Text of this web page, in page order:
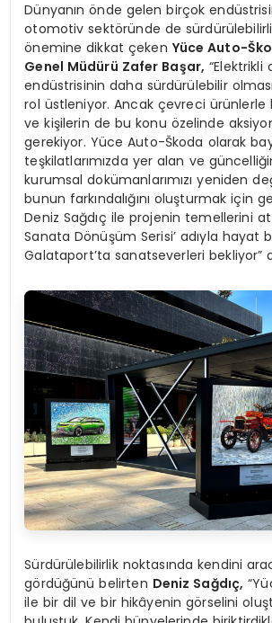
Dünyanın önde gelen birçok
otomotiv sektöründe de
önemine dikkat çeken Yüce Auto-
Genel Müdürü Zafer Başar,
endüstrisinin daha sürdürülebilir
rol üstleniyor. Ancak çevreci ürünlerle
ve kişilerin de bu konu özelinde
gerekiyor. Yüce Auto-Škoda olarak
teşkilatlarımızda yer alan ve
kurumsal dokümanlarımızı yeniden
bunun farkındalığını oluşturmak için
Deniz Sağdıç ile projenin temellerini
Sanata Dönüşüm Serisi’ adıyla hayat
Galataport’ta sanatseverleri bekliyor”
Sürdürülebilirlik noktasında kendini
gördüğünü belirten Deniz Sağdıç,
ile bir dil ve bir hikâyenin görselini